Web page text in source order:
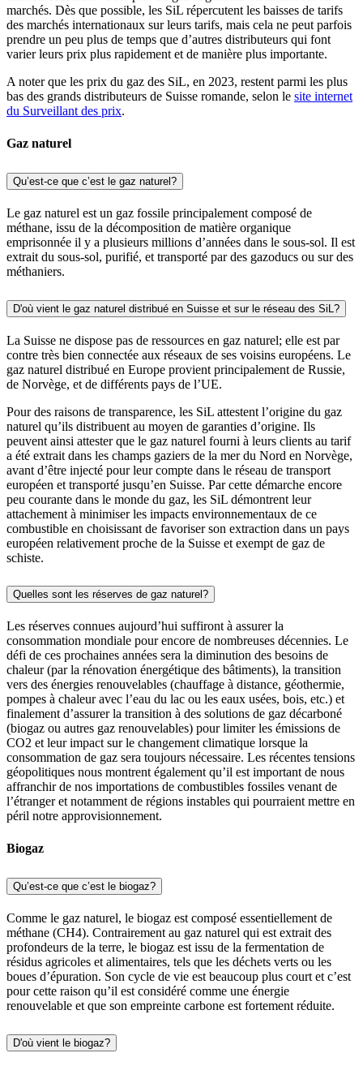
marchés. Dès que possible, les SiL répercutent les baisses de tarifs
des marchés internationaux sur leurs tarifs, mais cela ne peut parfois
prendre un peu plus de temps que d’autres distributeurs qui font
varier leurs prix plus rapidement et de manière plus importante.
A noter que les prix du gaz des SiL, en 2023, restent parmi les plus
bas des grands distributeurs de Suisse romande, selon le site internet
du Surveillant des prix.
Gaz naturel
Qu’est-ce que c’est le gaz naturel?
Le gaz naturel est un gaz fossile principalement composé de
méthane, issu de la décomposition de matière organique
emprisonnée il y a plusieurs millions d’années dans le sous-sol. Il est
extrait du sous-sol, purifié, et transporté par des gazoducs ou sur des
méthaniers.
D'où vient le gaz naturel distribué en Suisse et sur le réseau des SiL?
La Suisse ne dispose pas de ressources en gaz naturel; elle est par
contre très bien connectée aux réseaux de ses voisins européens. Le
gaz naturel distribué en Europe provient principalement de Russie,
de Norvège, et de différents pays de l’UE.
Pour des raisons de transparence, les SiL attestent l’origine du gaz
naturel qu’ils distribuent au moyen de garanties d’origine. Ils
peuvent ainsi attester que le gaz naturel fourni à leurs clients au tarif
a été extrait dans les champs gaziers de la mer du Nord en Norvège,
avant d’être injecté pour leur compte dans le réseau de transport
européen et transporté jusqu’en Suisse. Par cette démarche encore
peu courante dans le monde du gaz, les SiL démontrent leur
attachement à minimiser les impacts environnementaux de ce
combustible en choisissant de favoriser son extraction dans un pays
européen relativement proche de la Suisse et exempt de gaz de
schiste.
Quelles sont les réserves de gaz naturel?
Les réserves connues aujourd’hui suffiront à assurer la
consommation mondiale pour encore de nombreuses décennies. Le
défi de ces prochaines années sera la diminution des besoins de
chaleur (par la rénovation énergétique des bâtiments), la transition
vers des énergies renouvelables (chauffage à distance, géothermie,
pompes à chaleur avec l’eau du lac ou les eaux usées, bois, etc.) et
finalement d’assurer la transition à des solutions de gaz décarboné
(biogaz ou autres gaz renouvelables) pour limiter les émissions de
CO2 et leur impact sur le changement climatique lorsque la
consommation de gaz sera toujours nécessaire. Les récentes tensions
géopolitiques nous montrent également qu’il est important de nous
affranchir de nos importations de combustibles fossiles venant de
l’étranger et notamment de régions instables qui pourraient mettre en
péril notre approvisionnement.
Biogaz
Qu’est-ce que c’est le biogaz?
Comme le gaz naturel, le biogaz est composé essentiellement de
méthane (CH4). Contrairement au gaz naturel qui est extrait des
profondeurs de la terre, le biogaz est issu de la fermentation de
résidus agricoles et alimentaires, tels que les déchets verts ou les
boues d’épuration. Son cycle de vie est beaucoup plus court et c’est
pour cette raison qu’il est considéré comme une énergie
renouvelable et que son empreinte carbone est fortement réduite.
D'où vient le biogaz?